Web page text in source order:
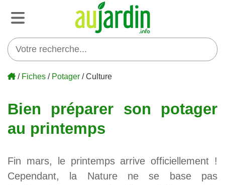
/ Fiches / Potager / Culture
Bien préparer son potager
au printemps
Fin mars, le printemps arrive officiellement !
Cependant, la Nature ne se base pas